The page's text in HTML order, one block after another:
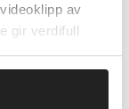
av
gir verdifull
-